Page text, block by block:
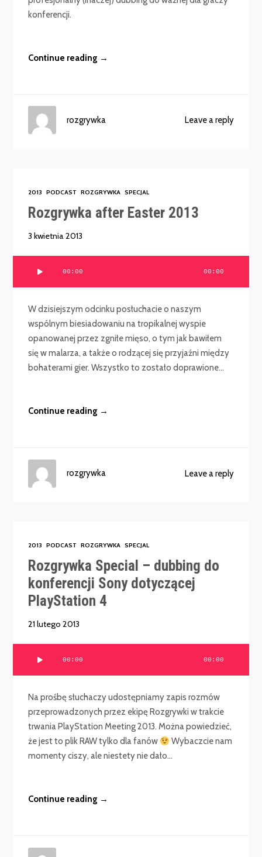
konferencji.
Continue reading →
Leave a reply
rozgrywka
2013 PODCAST ROZGRYWKA SPECJAL
Rozgrywka after Easter 2013
3 kwietnia 2013
00:00 00:00
W dzisiejszym odcinku posłuchacie o naszym
wspólnym biesiadowaniu na tropikalnej wyspie
opanowanej przez zgniłe mięso, o tym jak bawiłem
się w malarza, a także o rodzącej się przyjaźni między
bohaterami gier. Wszystko to zostało doprawione...
Continue reading →
Leave a reply
rozgrywka
2013 PODCAST ROZGRYWKA SPECJAL
Rozgrywka Special – dubbing do
konferencji Sony dotyczącej
PlayStation 4
21 lutego 2013
00:00 00:00
Na prośbę słuchaczy udostępniamy zapis rozmów
przeprowadzonych przez ekipę Rozgrywki w trakcie
trwania PlayStation Meeting 2013. Można powiedzieć,
że jest to plik RAW tylko dla fanów
Wybaczcie nam
momenty ciszy, ale niestety nie dało...
Continue reading →